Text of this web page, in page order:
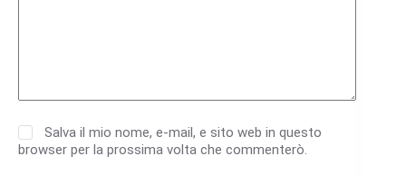
Salva il mio nome, e-mail, e sito web in questo
browser per la prossima volta che commenterò.